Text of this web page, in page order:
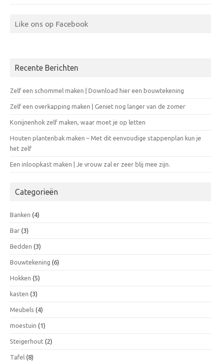
Like ons op Facebook
Recente Berichten
Zelf een schommel maken | Download hier een bouwtekening
Zelf een overkapping maken | Geniet nog langer van de zomer
Konijnenhok zelf maken, waar moet je op letten
Houten plantenbak maken – Met dit eenvoudige stappenplan kun je
het zelf
Een inloopkast maken | Je vrouw zal er zeer blij mee zijn.
Categorieën
Banken (4)
Bar (3)
Bedden (3)
Bouwtekening (6)
Hokken (5)
kasten (3)
Meubels (4)
moestuin (1)
Steigerhout (2)
Tafel (8)